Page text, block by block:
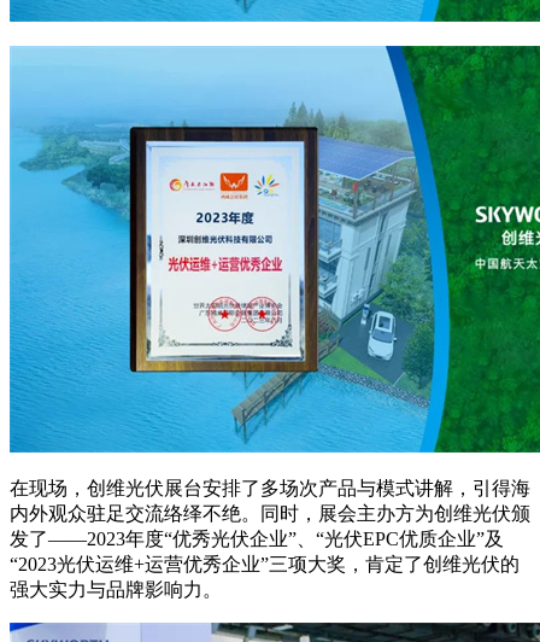
在现场，创维光伏展台安排了多场次产品与模式讲解，引得海
内外观众驻足交流络绎不绝。同时，展会主办方为创维光伏颁
发了——2023年度“优秀光伏企业”、“光伏EPC优质企业”及
“2023光伏运维+运营优秀企业”三项大奖，肯定了创维光伏的
强大实力与品牌影响力。